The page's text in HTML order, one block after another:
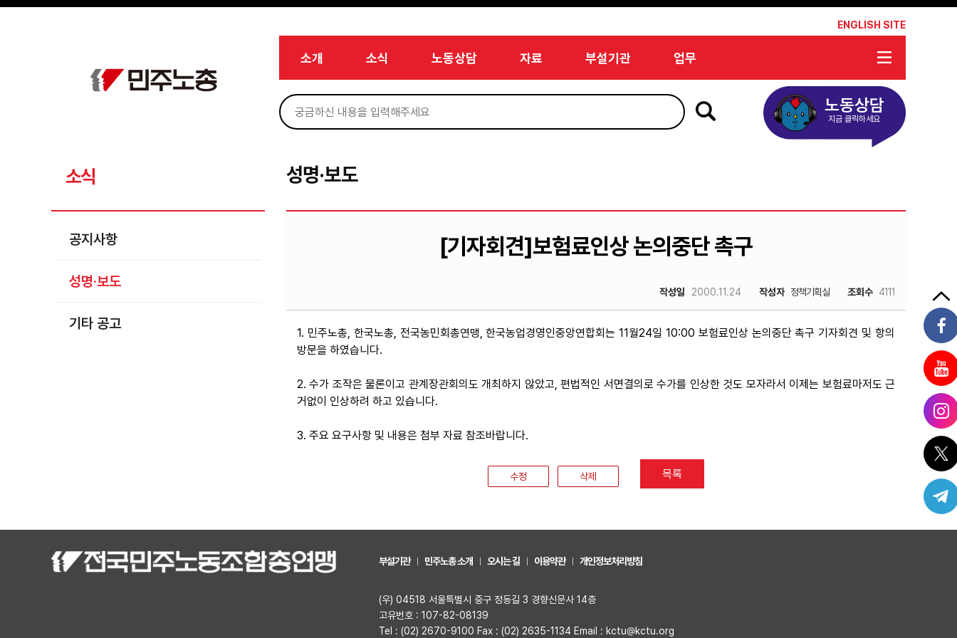
메뉴 건너뛰기
ENGLISH SITE
소개 소식 노동상담 자료 부설기관 업무
노동상담
지금 클릭하세요
소식
공지사항
성명·보도
기타 공고
성명·보도
[기자회견]보험료인상 논의중단 촉구
작성일 2000.11.24 작성자 정책기획실 조회수 4111
1. 민주노총, 한국노총, 전국농민회총연맹, 한국농업경영인중앙연합회는 11월24일 10:00 보험료인상 논의중단 촉구 기자회견 및 항의
방문을 하였습니다.
2. 수가 조작은 물론이고 관계장관회의도 개최하지 않았고, 편법적인 서면결의로 수가를 인상한 것도 모자라서 이제는 보험료마저도 근
거없이 인상하려 하고 있습니다.
3. 주요 요구사항 및 내용은 첨부 자료 참조바랍니다.
수정 삭제 목록
부설기관 민주노총 소개 오시는 길 이용약관 개인정보처리방침
(우) 04518 서울특별시 중구 정동길 3 경향신문사 14층
고유번호 : 107-82-08139
Tel : (02) 2670-9100 Fax : (02) 2635-1134 Email : kctu@kctu.org
Sketchbook5, 스케치북5
Sketchbook5, 스케치북5